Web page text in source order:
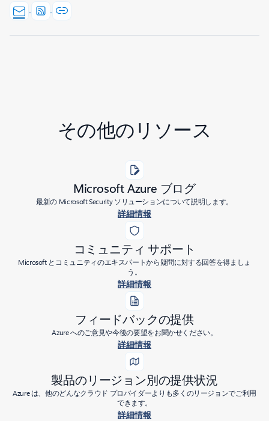
その他のリソース
Microsoft Azure ブログ
最新の Microsoft Security ソリューションについて説明します。
詳細情報
コミュニティ サポート
Microsoft とコミュニティのエキスパートから疑問に対する回答を得ましょ
う。
詳細情報
フィードバックの提供
Azure へのご意見や今後の要望をお聞かせください。
詳細情報
製品のリージョン別の提供状況
Azure は、他のどんなクラウド プロバイダーよりも多くのリージョンでご利用
できます。
詳細情報